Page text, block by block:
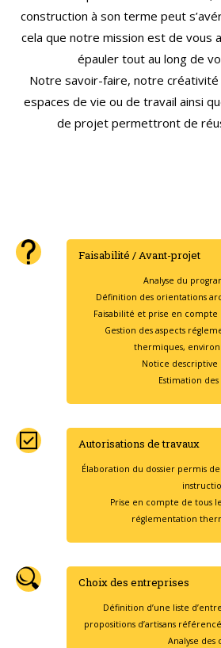
construction à son terme peut
cela que notre mission est de vous
épauler tout au long de
Notre savoir-faire, notre créativité
espaces de vie ou de travail ainsi
de projet permettront de
Faisabilité / Avant-projet
Analyse du
Définition des orientations
Faisabilité et prise en compte
Gestion des aspects
thermiques,
Notice descriptive
Estimation
Autorisations de travaux
Élaboration du dossier permis
Prise en compte de tous
réglementation
Choix des entreprises
Définition d’une liste
propositions d’artisans
Analyse des